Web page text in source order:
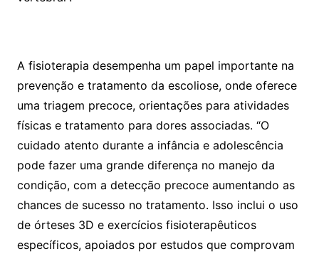
A fisioterapia desempenha um papel importante na
prevenção e tratamento da escoliose, onde oferece
uma triagem precoce, orientações para atividades
físicas e tratamento para dores associadas. “O
cuidado atento durante a infância e adolescência
pode fazer uma grande diferença no manejo da
condição, com a detecção precoce aumentando as
chances de sucesso no tratamento. Isso inclui o uso
de órteses 3D e exercícios fisioterapêuticos
específicos, apoiados por estudos que comprovam